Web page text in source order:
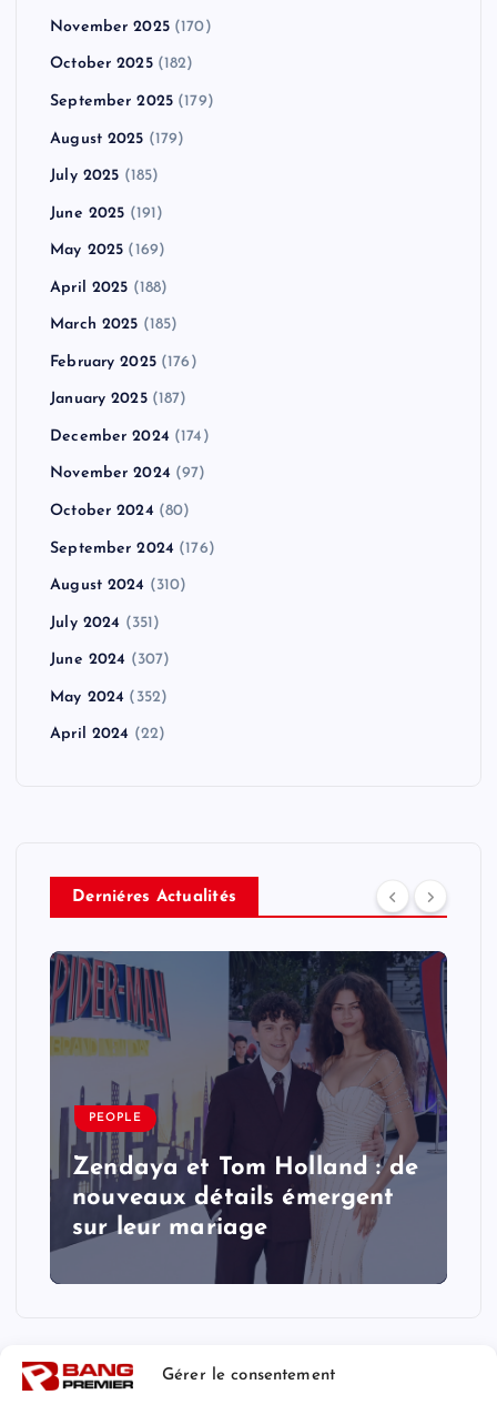
Gérer le consentement
November 2025(170)
October 2025(182)
September 2025 (179)
August 2025 (179)
July 2025 (185)
June 2025 (191)
May 2025 (169)
April 2025 (188)
March 2025 (185)
February 2025(176)
January 2025(187)
December 2024 (174)
November 2024 (97)
October 2024 (80)
September 2024 (176)
August 2024 (310)
July 2024 (351)
June 2024 (307)
May 2024 (352)
April 2024 (22)
Derniéres Actualités
PEOPLE
Zendaya et Tom Holland : de
nouveaux détails émergent
sur leur mariage